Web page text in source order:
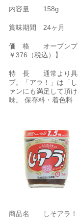
内容量 158g
賞味期間 24ヶ月
価 格 オープンプ
￥376（税込）】
特 長 通常より具材
プ。「アラ！」は「
ァンにも満足して頂
味。 保存料・着色料
商品名 しそアラ！